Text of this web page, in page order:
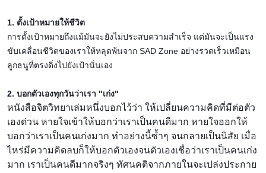
1. ตั้งเป้าหมายให้ชีวิต
การตั้งเป้าหมายถึงแม้มันจะยังไม่ประสบความสำเร็จ แต่มันจะเป็นแรง
ขับเคลื่อนชีวิตของเราให้หลุดพ้นจาก SAD Zone อย่างรวดเร็วเหมือน
ลูกธนูที่ตรงดิ่งไปยังเป้านั่นเอง
2. บอกตัวเองทุกวันว่าเรา "เก่ง"
หนังสือจิตวิทยาเล่มหนึ่งบอกไว้ว่า ให้เปลี่ยนความคิดที่มีต่อตัว
เองด่วน หายใจเข้าให้บอกว่าเราเป็นคนดีมาก หายใจออกให้
บอกว่าเราเป็นคนเก่งมาก ทำอย่างนี้ซ้ำๆ จนกลายเป็นนิสัย เมื่อ
ไหร่มีความคิดลบก็ให้บอกตัวเองจนตัวเองเชื่อว่าเราเป็นคนเก่ง
มาก เราเป็นคนดีมากจริงๆ ทัศนคติจากภายในจะเปล่งประกาย